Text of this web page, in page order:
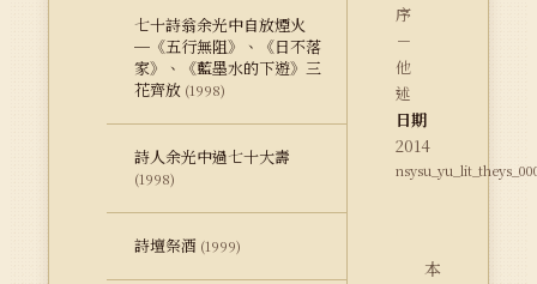
七十詩翁余光中自放煙火
─《五行無阻》、《日不落
家》、《藍墨水的下遊》三
花齊放 (1998)
詩人余光中過七十大壽
(1998)
詩壇祭酒 (1999)
序
－
他
述
日期
2014
本